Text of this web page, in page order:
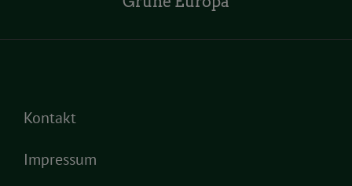
Kontakt
Impressum